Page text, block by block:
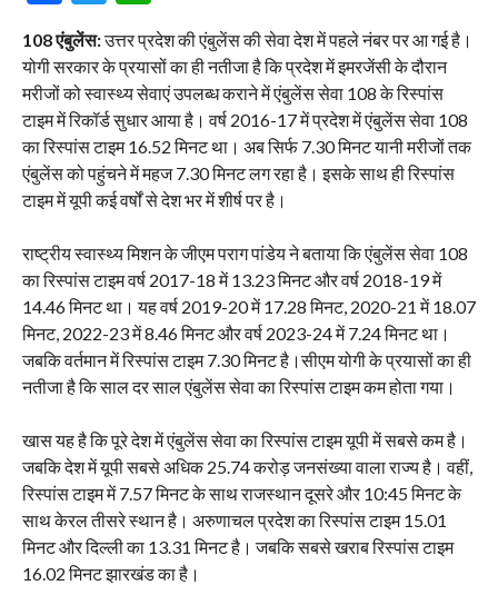
108 एंबुलेंस:उत्तर प्रदेश की एंबुलेंस की सेवा देश में पहले नंबर पर आ गई है।
योगी सरकार के प्रयासों का ही नतीजा है कि प्रदेश में इमरजेंसी के दौरान
मरीजों को स्वास्थ्य सेवाएं उपलब्ध कराने में एंबुलेंस सेवा 108 के रिस्पांस
टाइम में रिकॉर्ड सुधार आया है। वर्ष 2016-17 में प्रदेश में एंबुलेंस सेवा 108
का रिस्पांस टाइम 16.52 मिनट था। अब सिर्फ 7.30 मिनट यानी मरीजों तक
एंबुलेंस को पहुंचने में महज 7.30 मिनट लग रहा है। इसके साथ ही रिस्पांस
टाइम में यूपी कई वर्षों से देश भर में शीर्ष पर है।
राष्ट्रीय स्वास्थ्य मिशन के जीएम पराग पांडेय ने बताया कि एंबुलेंस सेवा 108
का रिस्पांस टाइम वर्ष 2017-18 में 13.23 मिनट और वर्ष 2018-19 में
14.46 मिनट था। यह वर्ष 2019-20 में 17.28 मिनट, 2020-21 में 18.07
मिनट, 2022-23 में 8.46 मिनट और वर्ष 2023-24 में 7.24 मिनट था।
जबकि वर्तमान में रिस्पांस टाइम 7.30 मिनट है।सीएम योगी के प्रयासों का ही
नतीजा है कि साल दर साल एंबुलेंस सेवा का रिस्पांस टाइम कम होता गया।
खास यह है कि पूरे देश में एंबुलेंस सेवा का रिस्पांस टाइम यूपी में सबसे कम है।
जबकि देश में यूपी सबसे अधिक 25.74 करोड़ जनसंख्या वाला राज्य है। वहीं,
रिस्पांस टाइम में 7.57 मिनट के साथ राजस्थान दूसरे और 10:45 मिनट के
साथ केरल तीसरे स्थान है। अरुणाचल प्रदेश का रिस्पांस टाइम 15.01
मिनट और दिल्ली का 13.31 मिनट है। जबकि सबसे खराब रिस्पांस टाइम
16.02 मिनट झारखंड का है।